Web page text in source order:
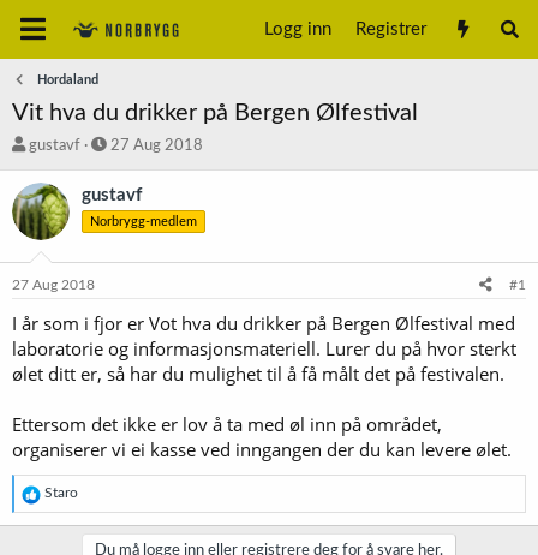
Logg inn Registrer
Hordaland
Vit hva du drikker på Bergen Ølfestival
T
å
d
s
t
e
r
gustavf
S
a
r
t
o
27 Aug 2018
gustavf
Norbrygg-medlem
27 Aug 2018 #1
I år som i fjor er Vot hva du drikker på Bergen Ølfestival med
laboratorie og informasjonsmateriell. Lurer du på hvor sterkt
ølet ditt er, så har du mulighet til å få målt det på festivalen.
Ettersom det ikke er lov å ta med øl inn på området,
organiserer vi ei kasse ved inngangen der du kan levere ølet.
R
e
a
Staro
Du må logge inn eller registrere deg for å svare her.